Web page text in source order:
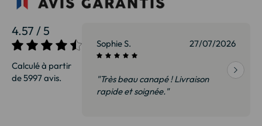
4.57 / 5
Calculé à partir
de 5997 avis.
27/07/2026 Sophie S. 27/07/2026
"Très beau canapé ! Livraison
rapide et soignée."